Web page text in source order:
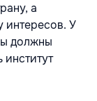
а
интересов. У
должны